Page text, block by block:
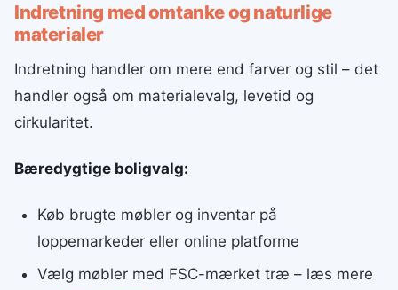
Indretning med omtanke og naturlige
materialer
Indretning handler om mere end farver og stil – det
handler også om materialevalg, levetid og
cirkularitet.
Bæredygtige boligvalg:
Køb brugte møbler og inventar på
loppemarkeder eller online platforme
Vælg møbler med FSC-mærket træ – læs mere